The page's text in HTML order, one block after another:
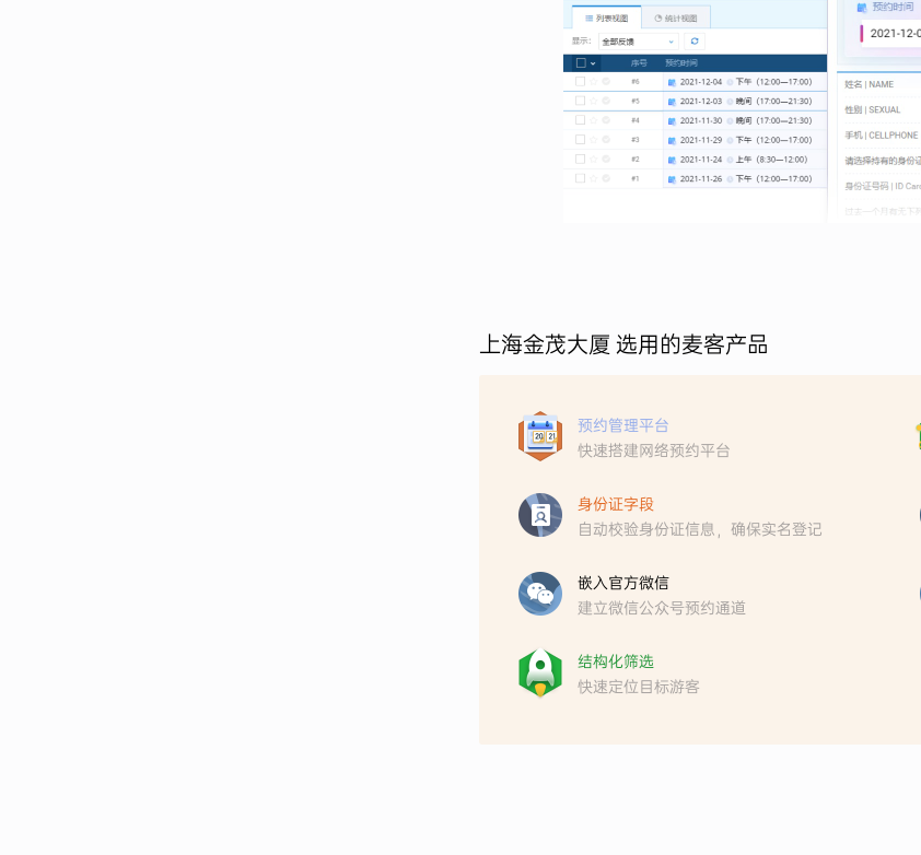
上海金茂大厦 选用的麦客产品
预约管理平台
快速搭建网络预约平台
身份证字段
自动校验身份证信息，确保实名登记
嵌入官方微信
建立微信公众号预约通道
结构化筛选
快速定位目标游客